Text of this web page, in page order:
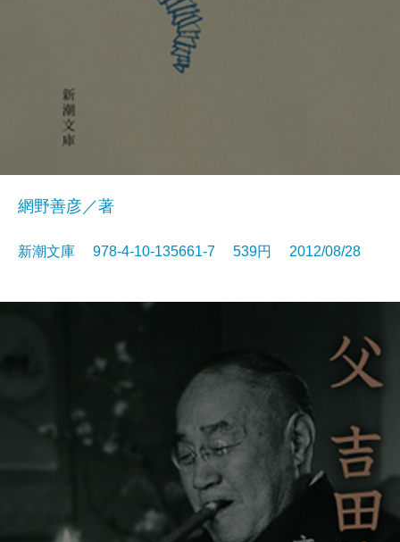
網野善彦／著
新潮文庫 978-4-10-135661-7 539円 2012/08/28